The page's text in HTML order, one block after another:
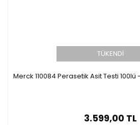
TÜKENDİ
Merck 110084 Perasetik Asit Testi
3.599,00 TL